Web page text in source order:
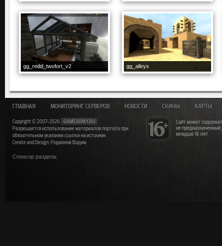
gg_redd_twofort_v2 gg_alleys
Сайт может
не
младше 16 лет
ГЛАВНАЯ МОНИТОРИНГ СЕРВЕРОВ НОВОСТИ СКИНЫ КАРТЫ
Copyright © 2007-2026
GAMEARMY.RU
Разрешается использование материалов портала при
обязательном указании ссылки на источник
Create and Design: Родионов Вадим
Спонсор раздела: